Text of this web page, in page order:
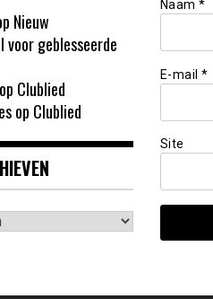
Naam *
E-mail *
Site
Nieuw
voor geblesseerde
op Clublied
op Clublied